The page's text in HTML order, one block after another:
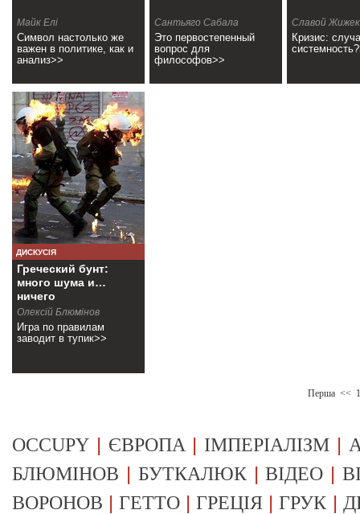
Майк Елі
Символ настолько же
важен в политике, как и
анализ>>
Сантьяго Сабала
Это первостепенный
вопрос для
философов>>
Славой Жижек
Кризис:
ДИСКУСІЯ
Греческий бунт:
много шума и…
ничего
Олексій Блюмінов
Игра по правилам
заводит в тупик>>
Перша << 1
OCCUPY | ЄВРОПА | ІМПЕРІАЛІЗМ |
БЛЮМІНОВ | БУТКАЛЮК|ВІДЕО |
ВОРОНОВ |ГЕТТО |ГРЕЦІЯ |ГРУК |